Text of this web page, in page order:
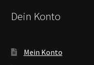
Dein Konto
Mein Konto